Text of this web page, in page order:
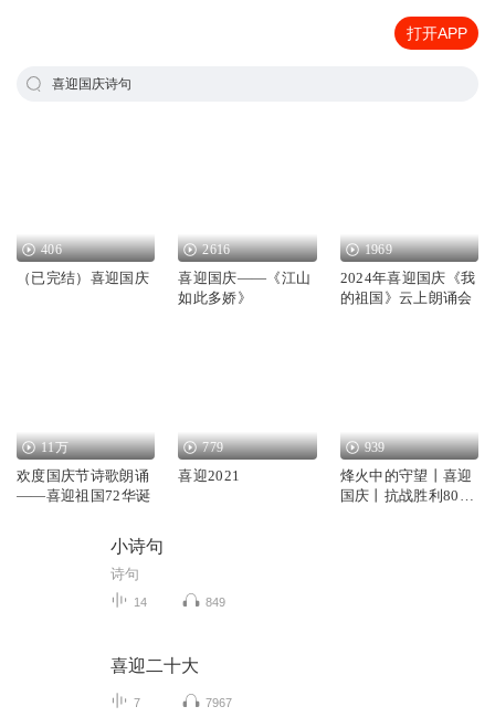
打开APP
喜迎国庆诗句
406
（已完结）喜迎国庆
2616
喜迎国庆——《江山
如此多娇》
1969
2024年喜迎国庆《我
的祖国》云上朗诵会
11万
欢度国庆节诗歌朗诵
——喜迎祖国72华诞
779
喜迎2021
939
烽火中的守望丨喜迎
国庆丨抗战胜利80周
小诗句
诗句
14 849
喜迎二十大
7 7967